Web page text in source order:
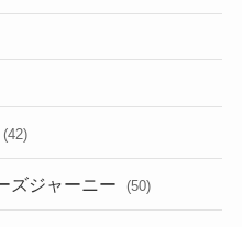
(42)
ズジャーニー (50)